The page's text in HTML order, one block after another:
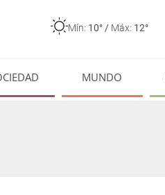
Mín: 10° / Máx: 12°
MUNDO